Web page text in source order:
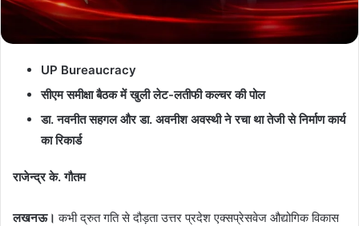
UP Bureaucracy
सीएम समीक्षा बैठक में खुली लेट-लतीफी कल्चर की पोल
डा. नवनीत सहगल और डा. अवनीश अवस्थी ने रचा था तेजी से निर्माण कार्य
का रिकार्ड
राजेन्द्र के. गौतम
लखनऊ। कभी द्रुत गति से दौड़ता उत्तर प्रदेश एक्सप्रेसवेज औद्योगिक विकास